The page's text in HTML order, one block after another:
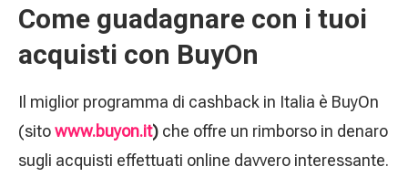
Come guadagnare con i tuoi
acquisti con BuyOn
Il miglior programma di cashback in Italia è BuyOn
(sitowww.buyon.it) che offre un rimborso in denaro
sugli acquisti effettuati online davvero interessante.